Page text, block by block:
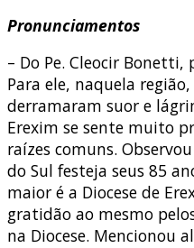
Pronunciamentos
– Do Pe. Cleocir Bonetti,
Para ele, naquela
derramaram suor e
Erexim se sente muito
raízes comuns.
do Sul festeja seus 85
maior é a Diocese de
gratidão ao mesmo
na Diocese. Mencionou